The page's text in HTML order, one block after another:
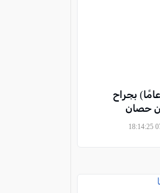
الطيبة: إصابة فتى (13 عامًا) بجراح
حصان